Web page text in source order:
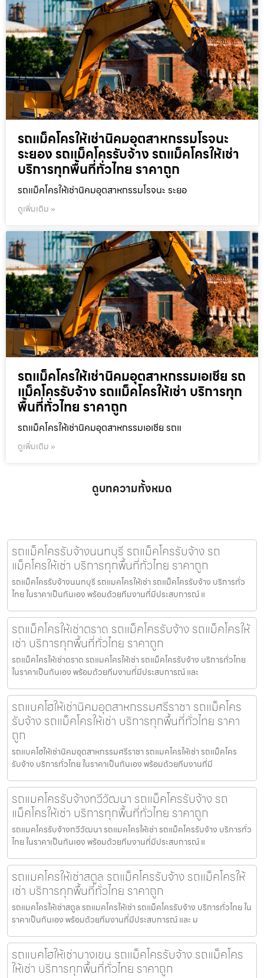
รถแม็คโครให้เช่านิคมอุตสาหกรรมโรจนะ
ระยอง รถแม็คโครรับจ้าง รถแม็คโครให้เช่า
บริการทุกพื้นที่ทั่วไทย ราคาถูก
รถแม็คโครให้เช่านิคมอุตสาหกรรมโรจนะ ระยอ
ดูเพิ่มเติม »
รถแม็คโครให้เช่านิคมอุตสาหกรรมเอเชีย รถ
แม็คโครรับจ้าง รถแม็คโครให้เช่า บริการทุก
พื้นที่ทั่วไทย ราคาถูก
รถแม็คโครให้เช่านิคมอุตสาหกรรมเอเชีย รถแ
ดูเพิ่มเติม »
ดูบทความทั้งหมด
รถแม็คโครรับจ้างนนทบุรี รถแม็คโครรับจ้าง รถ
แม็คโครให้เช่า บริการทุกพื้นที่ทั่วไทย ราคาถูก
รถแม็คโครรับจ้างนนทบุรี รถแมคโครให้เช่า รถแม็คโครรับจ้าง บริการทั่ว
ไทย ในราคาเป็นกันเอง พร้อมด้วยทีมงานที่มีประสบการณ์ แ
รถแม็คโครให้เช่าตราด รถแม็คโครรับจ้าง รถแม็คโครให้
เช่า บริการทุกพื้นที่ทั่วไทย ราคาถูก
รถแม็คโครให้เช่าตราด รถแมคโครให้เช่า รถแม็คโครรับจ้าง บริการทั่วไทย
ในราคาเป็นกันเอง พร้อมด้วยทีมงานที่มีประสบการณ์ และ
รถแบคโฮให้เช่านิคมอุตสาหกรรมศรีราชา รถแม็คโคร
รับจ้าง รถแม็คโครให้เช่า บริการทุกพื้นที่ทั่วไทย ราคา
ถูก
รถแบคโฮให้เช่านิคมอุตสาหกรรมศรีราชา รถแมคโครให้เช่า รถแม็คโคร
รับจ้าง บริการทั่วไทย ในราคาเป็นกันเอง พร้อมด้วยทีมงานที่มี
รถแมคโครรับจ้างทวีวัฒนา รถแม็คโครรับจ้าง รถ
แม็คโครให้เช่า บริการทุกพื้นที่ทั่วไทย ราคาถูก
รถแมคโครรับจ้างทวีวัฒนา รถแมคโครให้เช่า รถแม็คโครรับจ้าง บริการทั่ว
ไทย ในราคาเป็นกันเอง พร้อมด้วยทีมงานที่มีประสบการณ์ แ
รถแมคโครให้เช่าสตูล รถแม็คโครรับจ้าง รถแม็คโครให้
เช่า บริการทุกพื้นที่ทั่วไทย ราคาถูก
รถแมคโครให้เช่าสตูล รถแมคโครให้เช่า รถแม็คโครรับจ้าง บริการทั่วไทย ใน
ราคาเป็นกันเอง พร้อมด้วยทีมงานที่มีประสบการณ์ และ ม
รถแบคโฮให้เช่าบางเขน รถแม็คโครรับจ้าง รถแม็คโคร
ให้เช่า บริการทุกพื้นที่ทั่วไทย ราคาถูก